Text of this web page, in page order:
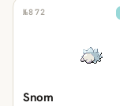
№872
Snom